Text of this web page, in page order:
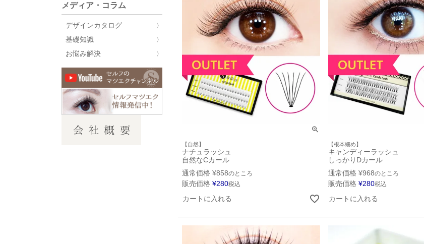
メディア・コラム
デザインカタログ
基礎知識
お悩み解決
【自然】
ナチュラッシュ
自然なCカール
通常価格 ¥858のところ
販売価格 ¥280税込
カートに入れる
【根本細め】
キャンディーラッシュ
しっかりDカール
通常価格 ¥968のところ
販売価格 ¥280税込
カートに入れる